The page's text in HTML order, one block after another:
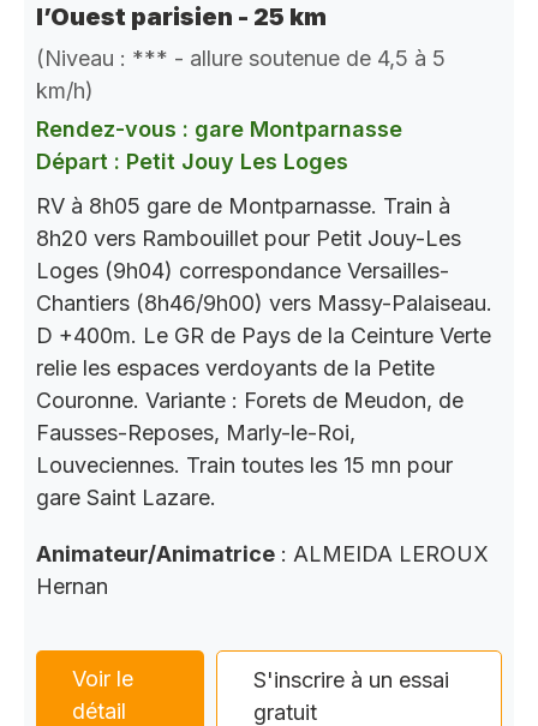
l’Ouest parisien - 25 km
(Niveau : *** - allure soutenue de 4,5 à 5
km/h)
Rendez-vous : gare Montparnasse
Départ : Petit Jouy Les Loges
RV à 8h05 gare de Montparnasse. Train à
8h20 vers Rambouillet pour Petit Jouy-Les
Loges (9h04) correspondance Versailles-
Chantiers (8h46/9h00) vers Massy-Palaiseau.
D +400m. Le GR de Pays de la Ceinture Verte
relie les espaces verdoyants de la Petite
Couronne. Variante : Forets de Meudon, de
Fausses-Reposes, Marly-le-Roi,
Louveciennes. Train toutes les 15 mn pour
gare Saint Lazare.
Animateur/Animatrice : ALMEIDA LEROUX
Hernan
Voir le
détail
S'inscrire à un essai
gratuit